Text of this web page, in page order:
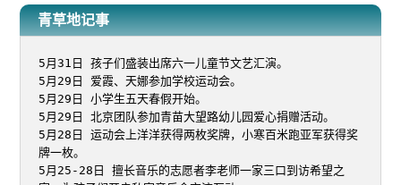
青草地记事
5月31日 孩子们盛装出席六一儿童节文艺汇演。
5月29日 爱霞、天娜参加学校运动会。
5月29日 小学生五天春假开始。
5月29日 北京团队参加青苗大望路幼儿园爱心捐赠活动。
5月28日 运动会上洋洋获得两枚奖牌，小寒百米跑亚军获得奖
牌一枚。
5月25-28日 擅长音乐的志愿者李老师一家三口到访希望之